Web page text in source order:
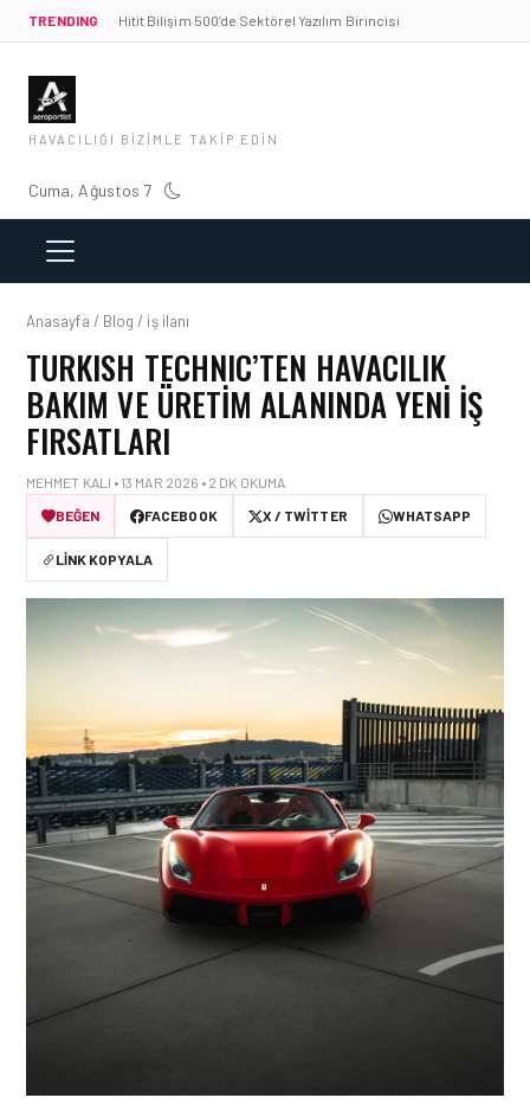
TRENDING Hitit Bilişim 500’de Sektörel Yazılım Birincisi
HAVACILIĞI BIZIMLE TAKIP EDIN
Cuma, Ağustos 7
Anasayfa / Blog / iş ilanı
TURKISH TECHNIC’TEN HAVACILIK
BAKIM VE ÜRETIM ALANINDA YENI İŞ
FIRSATLARI
MEHMET KALI • 13 MAR 2026 • 2 DK OKUMA
BEĞEN
FACEBOOK X / TWITTER WHATSAPP
LINK KOPYALA